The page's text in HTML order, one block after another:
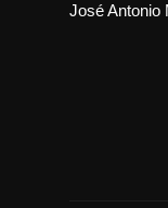
José Antonio